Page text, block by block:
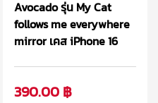
Avocado รุ่น My Cat
follows me everywhere
mirror เคส iPhone 16
390.00 ฿